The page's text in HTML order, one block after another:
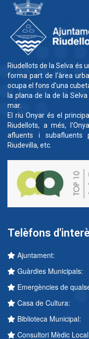
Riudellots de la Selva és
forma part de l'àrea
ocupa el fons d'una
la plana de la de la
mar.
El riu Onyar és el
Riudellots, a més,
afluents i subafluents
Riudevilla, etc.
Telèfons
Ajuntament:
Guàrdies Municipals:
Emergències de
Casa de Cultura:
Biblioteca Municipal:
Consultori Mèdic